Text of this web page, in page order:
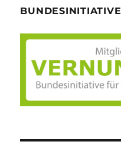
BUNDESINITIATIVE